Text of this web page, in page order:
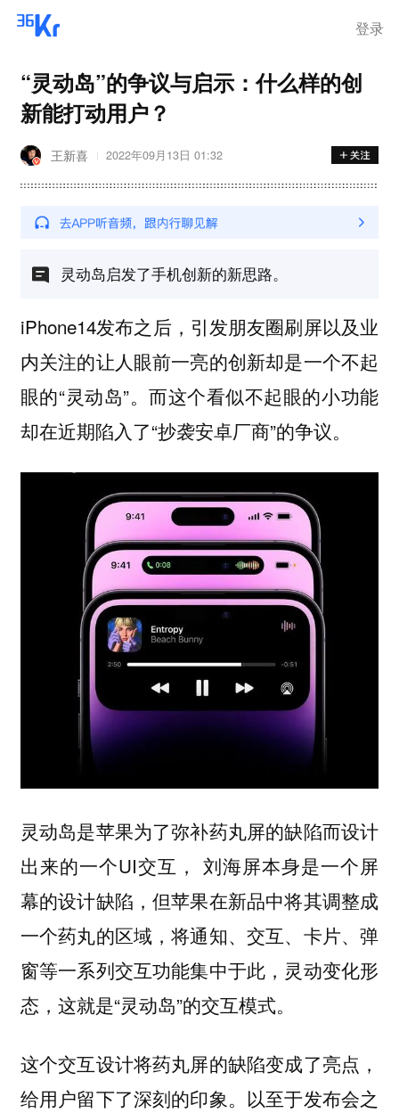
登录
“灵动岛”的争议与启示：什么样的创
新能打动用户？
王新喜 2022年09月13日 01:32
灵动岛启发了手机创新的新思路。
iPhone14发布之后，引发朋友圈刷屏以及业
内关注的让人眼前一亮的创新却是一个不起
眼的“灵动岛”。而这个看似不起眼的小功能
却在近期陷入了“抄袭安卓厂商”的争议。
灵动岛是苹果为了弥补药丸屏的缺陷而设计
出来的一个UI交互， 刘海屏本身是一个屏
幕的设计缺陷，但苹果在新品中将其调整成
一个药丸的区域，将通知、交互、卡片、弹
窗等一系列交互功能集中于此，灵动变化形
态，这就是“灵动岛”的交互模式。
这个交互设计将药丸屏的缺陷变成了亮点，
给用户留下了深刻的印象。以至于发布会之